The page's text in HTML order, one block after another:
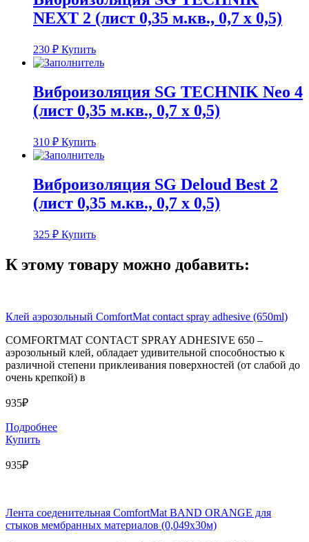
NEXT 2 (лист 0,35 м.кв., 0,7 х 0,5)
230 ₽ Купить
Виброизоляция SG TECHNIK Neo 4
(лист 0,35 м.кв., 0,7 х 0,5)
310 ₽ Купить
Виброизоляция SG Deloud Best 2
(лист 0,35 м.кв., 0,7 х 0,5)
325 ₽ Купить
К этому товару можно добавить:
Клей аэрозольный ComfortMat contact spray adhesive (650ml)
COMFORTMAT CONTACT SPRAY ADHESIVE 650 –
аэрозольный клей, обладает удивительной способностью к
различной степени приклеивания поверхностей (от слабой до
очень крепкой) в
935₽
Подробнее
Купить
935₽
Лента соеденительная ComfortMat BAND ORANGE для
стыков мембранных материалов (0,049х30м)